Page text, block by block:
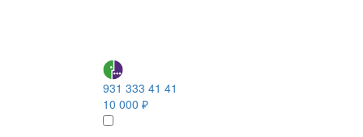
931 333 41 41
10 000 ₽